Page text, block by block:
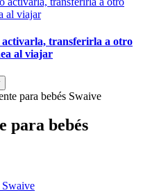
activarla, transferirla a otro
al viajar
para bebés Swaive
para bebés